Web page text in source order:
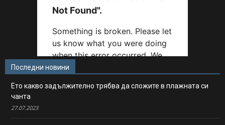
Последни новини
Ето какво задължително трябва да сложите в плажната си
чанта
27.07.2023